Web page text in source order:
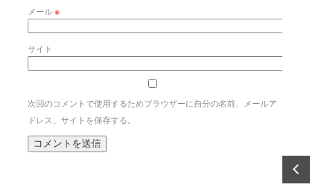
メール※
サイト
次回のコメントで使用するためブラウザーに自分の名前、メールア
ドレス、サイトを保存する。